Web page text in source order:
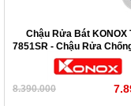
Chậu Rửa Bát KONOX
7851SR - Chậu Rửa
Phong Cách Nhật
8.390.000